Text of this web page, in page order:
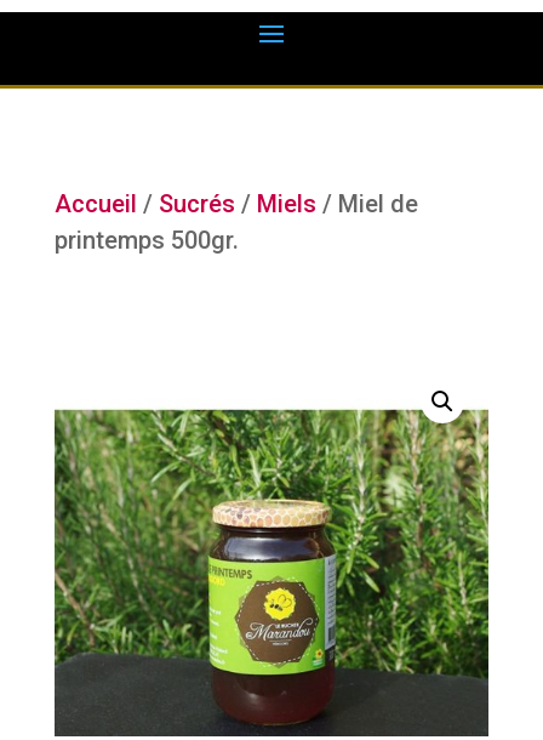
Accueil / Sucrés / Miels / Miel de
printemps 500gr.